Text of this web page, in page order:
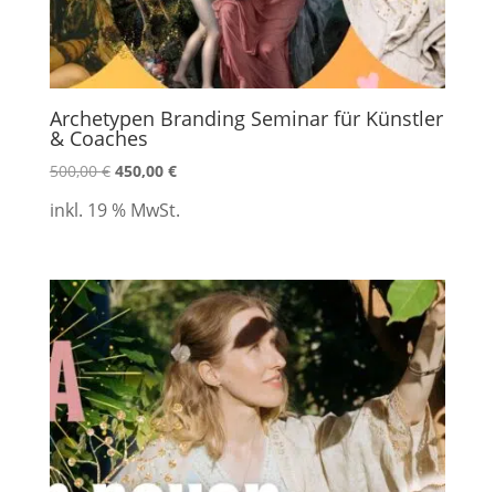
Archetypen Branding Seminar für Künstler
& Coaches
500,00€ 450,00 €
inkl. 19 % MwSt.